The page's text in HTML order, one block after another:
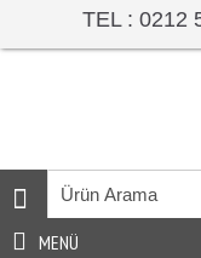
TEL : 0212
MENÜ